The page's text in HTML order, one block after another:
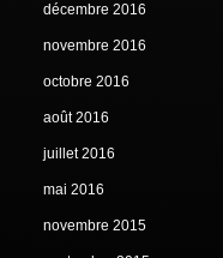
décembre 2016
novembre 2016
octobre 2016
août 2016
juillet 2016
mai 2016
novembre 2015